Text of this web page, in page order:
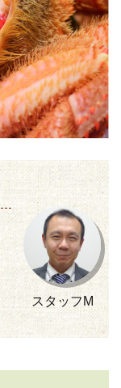
スタッフM